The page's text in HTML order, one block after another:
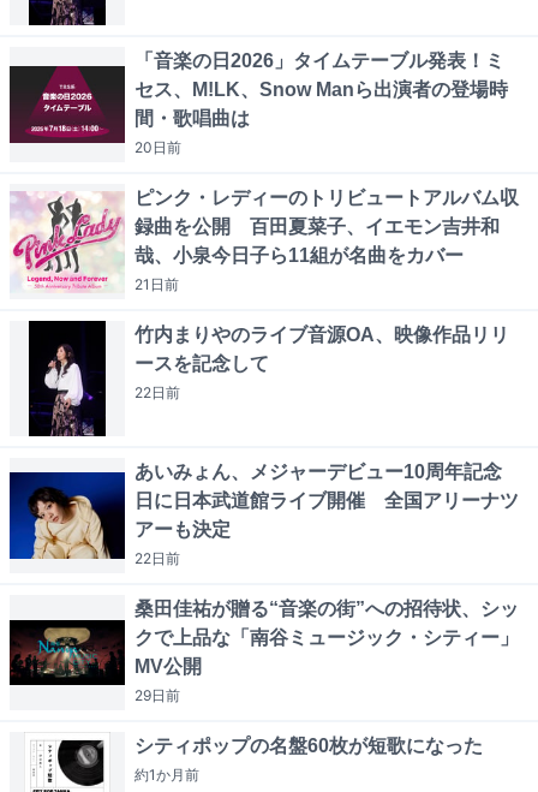
「音楽の日2026」タイムテーブル発表！ミ
セス、M!LK、Snow Manら出演者の登場時
間・歌唱曲は
20日前
ピンク・レディーのトリビュートアルバム収
録曲を公開 百田夏菜子、イエモン吉井和
哉、小泉今日子ら11組が名曲をカバー
21日前
竹内まりやのライブ音源OA、映像作品リリ
ースを記念して
22日前
あいみょん、メジャーデビュー10周年記念
日に日本武道館ライブ開催 全国アリーナツ
アーも決定
22日前
桑田佳祐が贈る“音楽の街”への招待状、シッ
クで上品な「南谷ミュージック・シティー」
MV公開
29日前
シティポップの名盤60枚が短歌になった
約1か月前